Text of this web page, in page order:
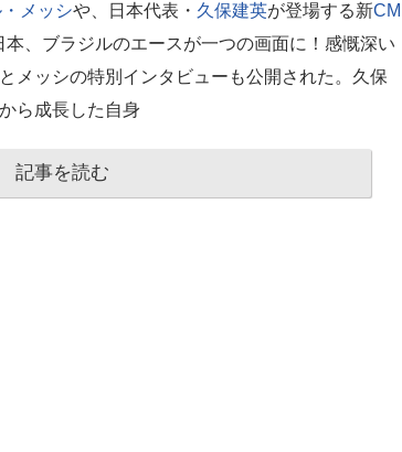
メッシや、日本代表・ 久保建英が登場する新CM
、ブラジルのエースが一つの画面に！感慨深い
メッシの特別インタビューも公開された。久保
ら成長した自身
記事を読む